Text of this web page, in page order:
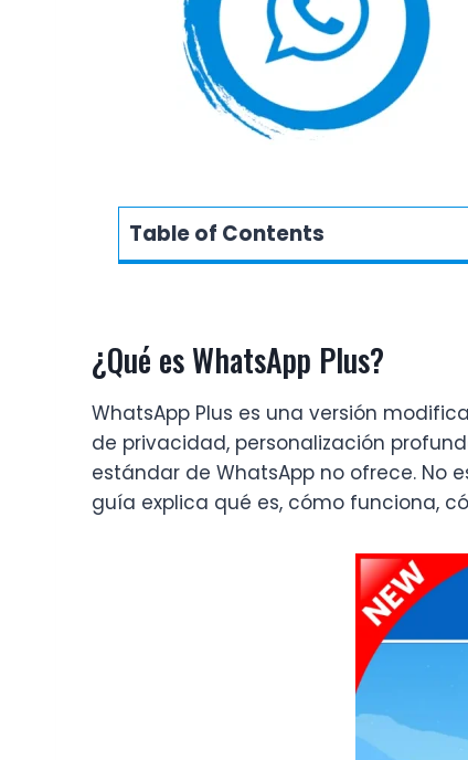
Table of Contents
¿Qué es WhatsApp Plus?
WhatsApp Plus es una versión
de privacidad, personalización
estándar de WhatsApp no ofrece. No
guía explica qué es, cómo funciona,